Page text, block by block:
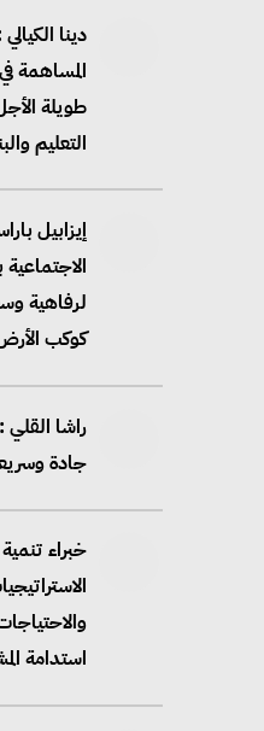
دينا
المساهمة
طويلة
التعليم
إيزابيل
لرفاهية
كوكب
راشا
جادة
خبراء
استدامة